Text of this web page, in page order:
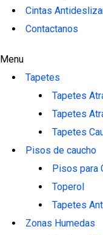
Cintas
Contactanos
Menu
Tapetes
Tapetes
Tapetes
Tapetes
Pisos de caucho
Pisos para
Toperol
Tapetes
Zonas Humedas